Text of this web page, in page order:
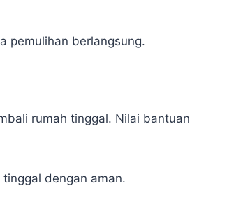
pemulihan berlangsung.
rumah tinggal. Nilai bantuan
dengan aman.